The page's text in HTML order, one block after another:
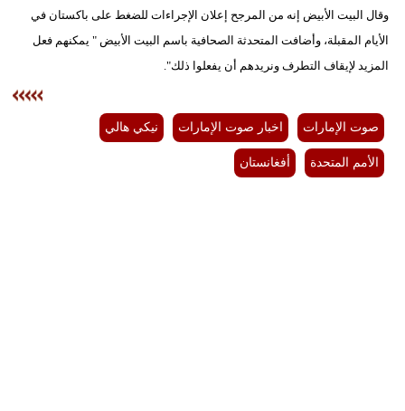
وقال البيت الأبيض إنه من المرجح إعلان الإجراءات للضغط على باكستان في
الأيام المقبلة، وأضافت المتحدثة الصحافية باسم البيت الأبيض " يمكنهم فعل
المزيد لإيقاف التطرف ونريدهم أن يفعلوا ذلك".
صوت الإمارات اخبار صوت الإمارات نيكي هالي
الأمم المتحدة أفغانستان